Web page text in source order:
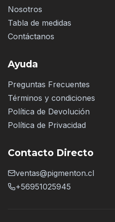
Nosotros
Tabla de medidas
Contáctanos
Ayuda
Preguntas Frecuentes
Términos y condiciones
Política de Devolución
Política de Privacidad
Contacto Directo
ventas@pigmenton.cl
+56951025945